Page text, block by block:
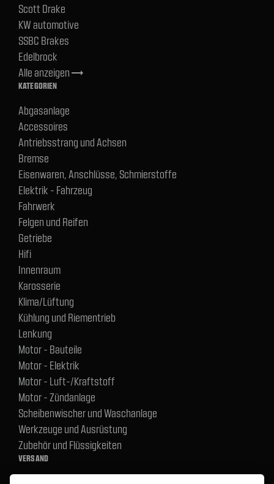
Scott Drake
KW automotive
SSBC Brakes
Edelbrock
Alle anzeigentrending_flat
KATEGORIEN
Abgasanlage
Accessoires
Antriebsstrang und Achsen
Bremse
Eisenwaren, Anschlüsse, Schmierstoffe
Elektrik - Fahrzeug
Fahrwerk
Felgen und Reifen
Getriebe
Hifi
Innenraum
Karosserie
Klima/Lüftung
Kühlung und Riementrieb
Lenkung
Motor - Bauteile
Motor - Elektrik
Motor - Luft-/Kraftstoff
Motor - Zündanlage
Scheibenwischer und Waschanlage
Werkzeuge und Ausrüstung
Zubehör und Flüssigkeiten
VERSAND